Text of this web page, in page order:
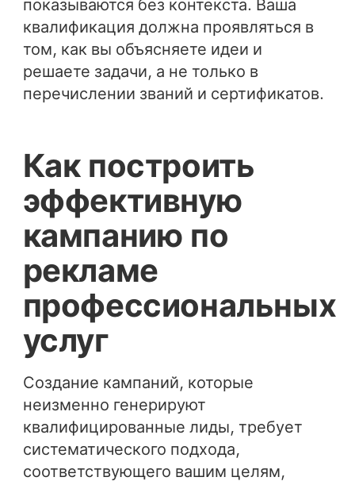
показываются без контекста. Ваша
квалификация должна проявляться в
том, как вы объясняете идеи и
решаете задачи, а не только в
перечислении званий и сертификатов.
Как построить
эффективную
кампанию по
рекламе
профессиональных
услуг
Создание кампаний, которые
неизменно генерируют
квалифицированные лиды, требует
систематического подхода,
соответствующего вашим целям,